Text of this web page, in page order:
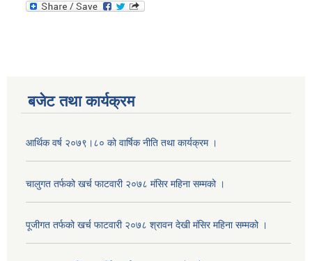
बजेट तथा कार्यक्रम
आर्थिक वर्ष २०७९।८० को वार्षिक नीति तथा कार्यक्रम ।
चालुगत तर्फको खर्च फाटवारी २०७८ मंसिर महिना सम्मको ।
पूजीगत तर्फको खर्च फाटवारी २०७८ श्रावन देखी मंसिर महिना सम्मको ।